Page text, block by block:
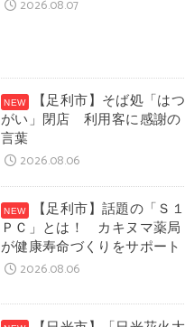
2026.08.07
【足利市】そば処「はつ
がい」閉店 利用客に感謝の
言葉
2026.08.06
【足利市】話題の「Ｓ１
ＰＣ」とは！ カキヌマ薬局
が健康寿命づくりをサポート
2026.08.06